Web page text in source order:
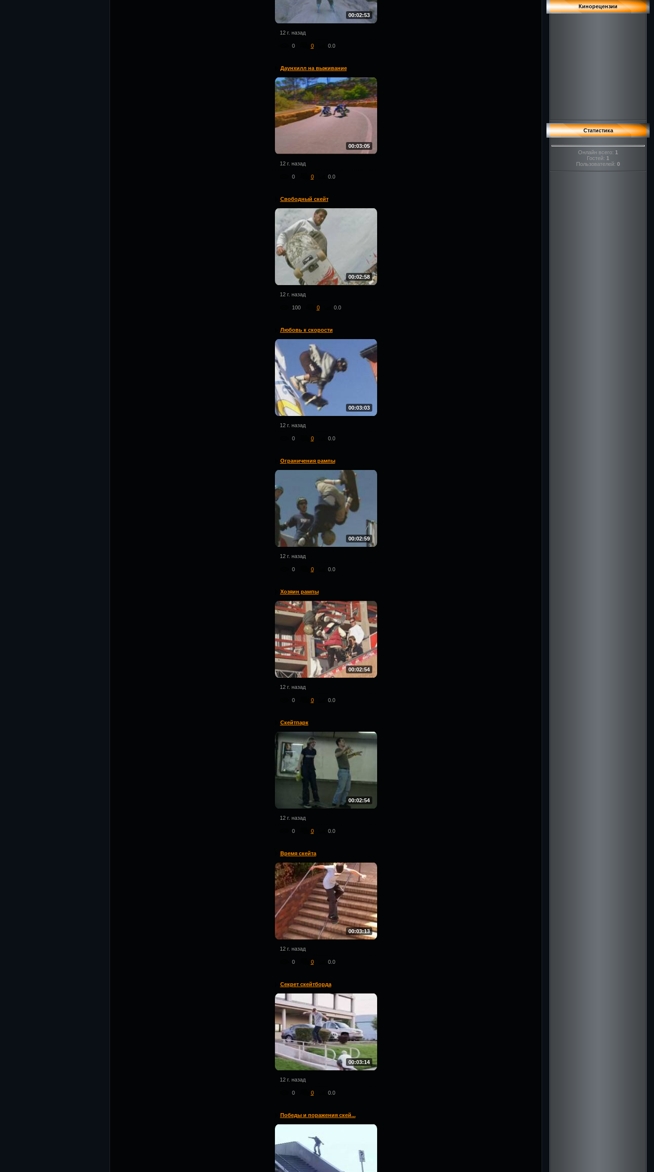
00:02:53
12 г. назад
0 0 0.0
Даунхилл на выживание
00:03:05
12 г. назад
0 0 0.0
Свободный скейт
00:02:58
12 г. назад
100 0 0.0
Любовь к скорости
00:03:03
12 г. назад
0 0 0.0
Ограничения рампы
00:02:59
12 г. назад
0 0 0.0
Хозяин рампы
00:02:54
12 г. назад
0 0 0.0
Скейтпарк
00:02:54
12 г. назад
0 0 0.0
Время скейта
00:03:13
12 г. назад
0 0 0.0
Секрет скейтборда
00:03:14
12 г. назад
0 0 0.0
Победы и поражения скей...
Кинорецензии
Статистика
Онлайн всего: 1
Гостей: 1
Пользователей: 0